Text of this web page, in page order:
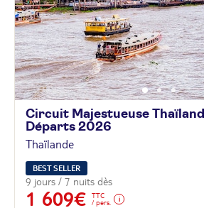
Circuit Majestueuse
Départs 2026
Thaïlande
BEST SELLER
9 jours / 7 nuits dès
1 609€
TTC
/ pers.